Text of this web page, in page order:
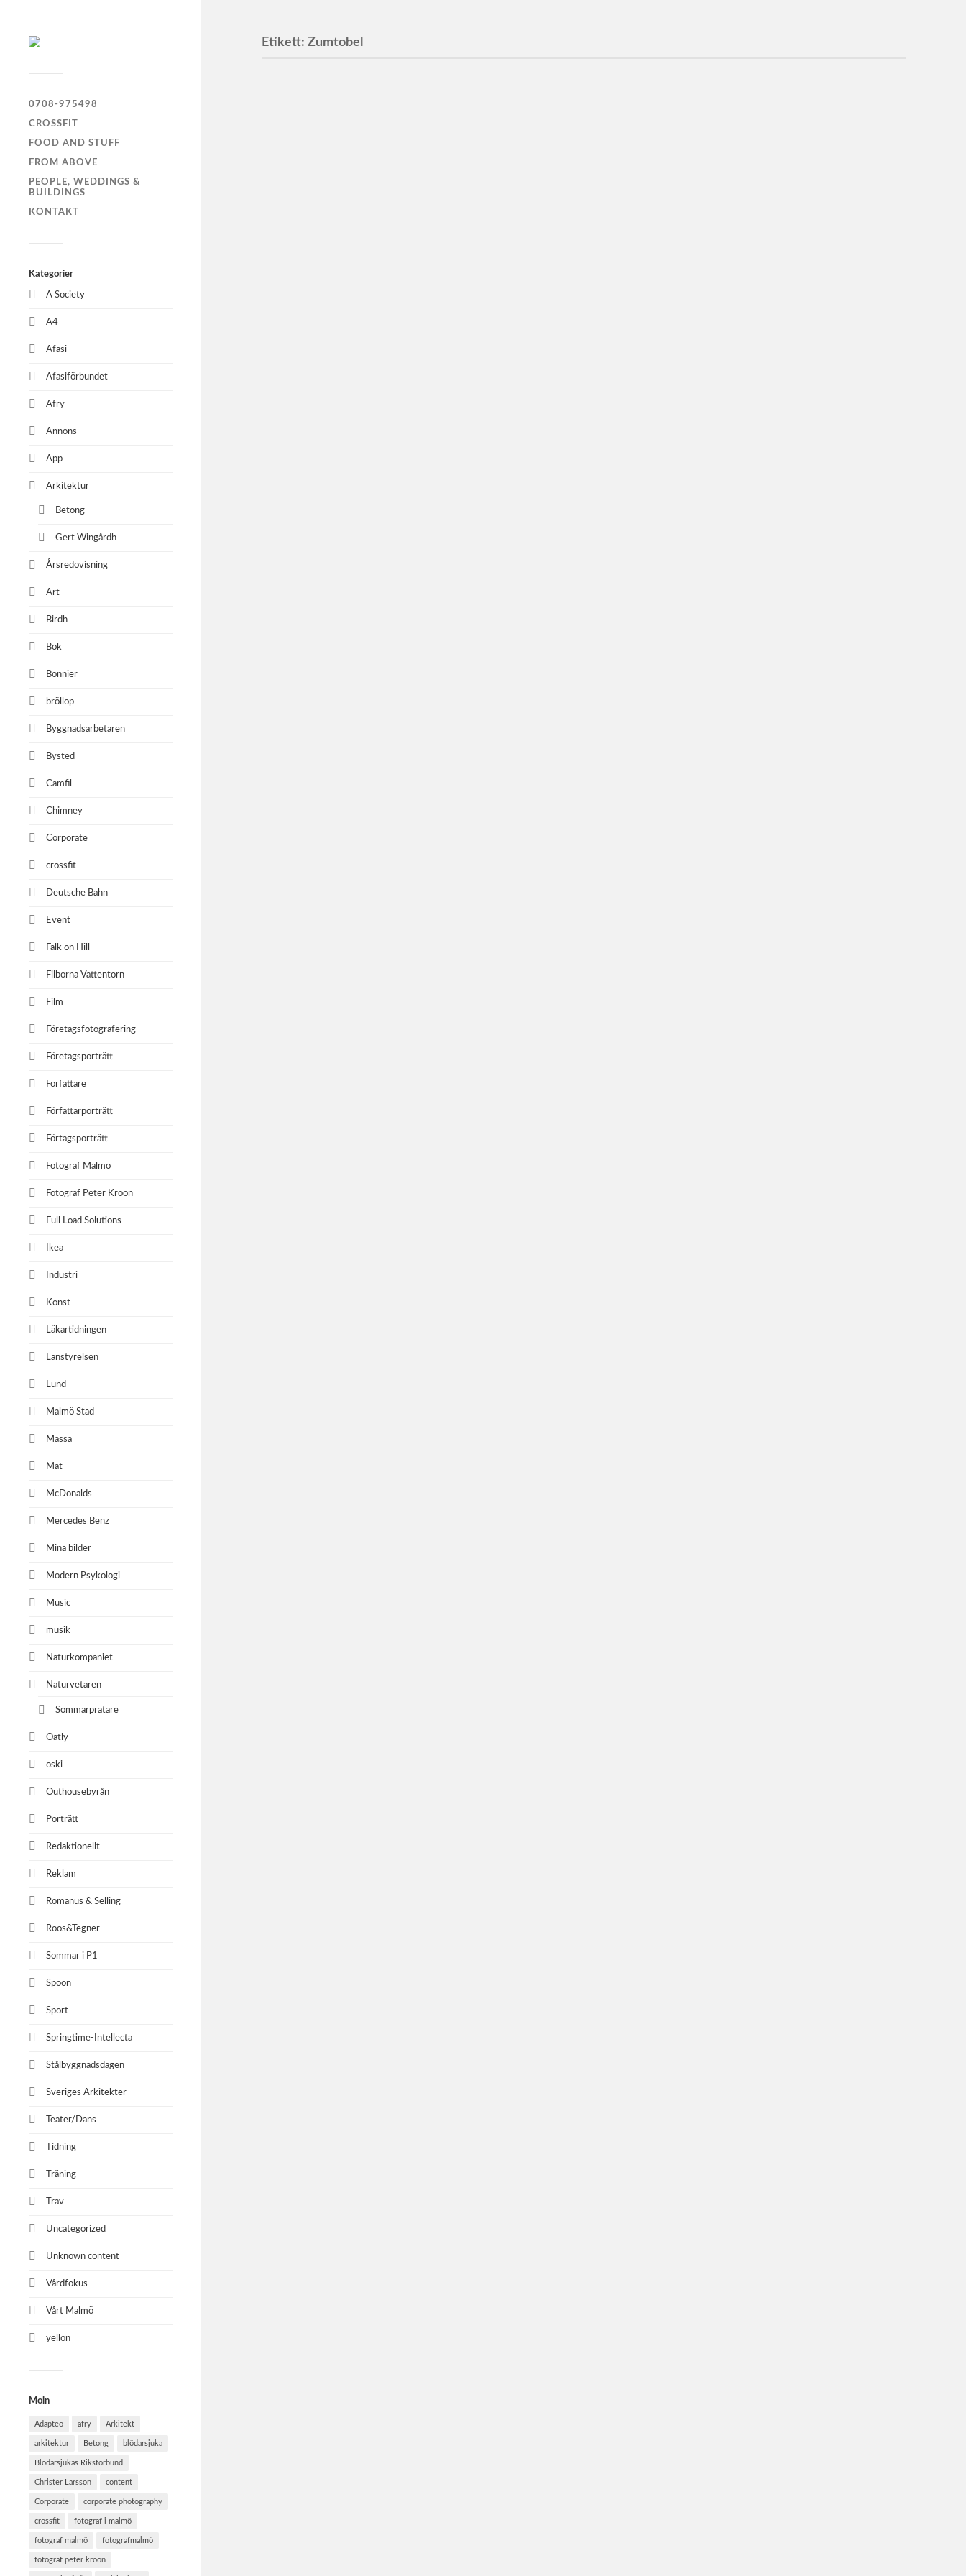
0708-975498
CROSSFIT
FOOD AND STUFF
FROM ABOVE
PEOPLE, WEDDINGS &
BUILDINGS
KONTAKT
Kategorier
A Society
A4
Afasi
Afasiförbundet
Afry
Annons
App
Arkitektur
Betong
Gert Wingårdh
Årsredovisning
Art
Birdh
Bok
Bonnier
bröllop
Byggnadsarbetaren
Bysted
Camfil
Chimney
Corporate
crossfit
Deutsche Bahn
Event
Falk on Hill
Filborna Vattentorn
Film
Företagsfotografering
Företagsporträtt
Författare
Författarporträtt
Förtagsporträtt
Fotograf Malmö
Fotograf Peter Kroon
Full Load Solutions
Ikea
Industri
Konst
Läkartidningen
Länstyrelsen
Lund
Malmö Stad
Mässa
Mat
McDonalds
Mercedes Benz
Mina bilder
Modern Psykologi
Music
musik
Naturkompaniet
Naturvetaren
Sommarpratare
Oatly
oski
Outhousebyrån
Porträtt
Redaktionellt
Reklam
Romanus & Selling
Roos&Tegner
Sommar i P1
Spoon
Sport
Springtime-Intellecta
Stålbyggnadsdagen
Sveriges Arkitekter
Teater/Dans
Tidning
Träning
Trav
Uncategorized
Unknown content
Vårdfokus
Vårt Malmö
yellon
Moln
Adapteo afry Arkitekt
arkitektur Betong blödarsjuka
Blödarsjukas Riksförbund
Christer Larsson content
Corporate corporate photography
crossfit fotograf i malmö
fotograf malmö fotografmalmö
fotograf peter kroon
Etikett:Zumtobel